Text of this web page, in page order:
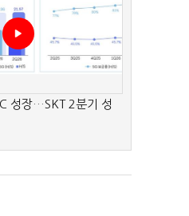
성장…SKT 2분기 성